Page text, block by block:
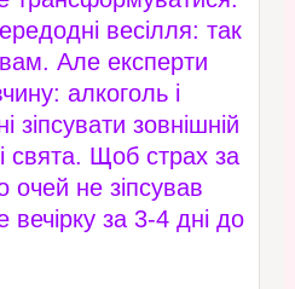
весілля: так
Але експерти
алкоголь і
зіпсувати зовнішній
свята. Щоб страх за
очей не зіпсував
вечірку за 3-4 дні до